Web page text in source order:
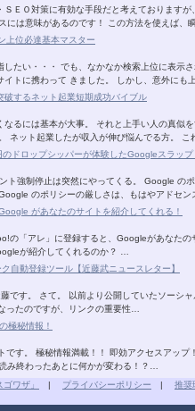
ＳＥＯ対策に有効な手段だと考えております
には意味があるのです！ この方法を使えば、
位必達基本マスター
たい・・・ でも、なかなか検索上位に表示
イトに携わって きました。 しかし、意外にも
破するネット起業短期成功バイブル
なるには基本が大事。 それと上手い人の真似
ネット起業したが収入が伸び悩んでる方。 こ
ドロップシッパーが体験したGoogleスラッ
ト強制停止は突然にやってくる。 Google の
のポリシーの厳しさは、もはやアドセン
があなたのサイトを紹介してくれる！
の「アレ」に登録すると、Googleがあなた
が紹介してくれるのか？ …
自動登録ツール【近藤武ニュースレター】
です。 さて。 以前より公開していたソーシ
ったのですが、リンクの重要性…
極秘情報！
です。 極秘情報満載！！ 即効アクセスアッ
み終わったあとに何かが変わる！？…
ワザ」 | プライバシーポリシー | 推奨